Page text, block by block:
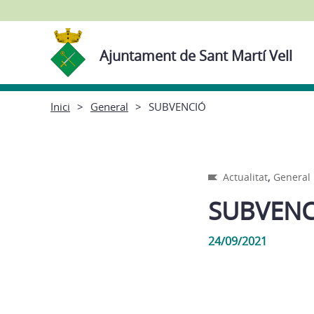
Ajuntament de Sant Martí Vell
Inici General SUBVENCIÓ
Actualitat, General
24/09/2021